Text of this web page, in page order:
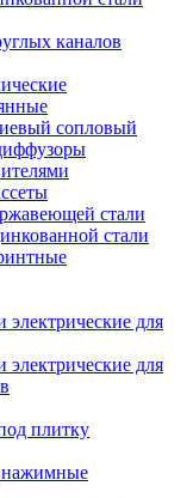
каналов
сопловый
стали
стали
электрические для
электрические для
плитку